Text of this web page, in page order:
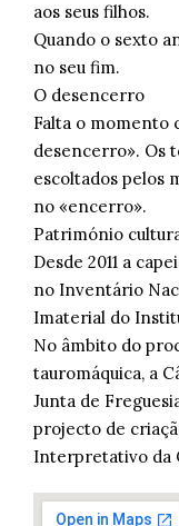
aos seus filhos.
Quando o sexto
no seu fim.
O desencerro
Falta o momento
desencerro». Os
escoltados pelos
no «encerro».
Património
Desde 2011 a
no Inventário
Imaterial do
No âmbito do
tauromáquica, a
Junta de
projecto de
Interpretativo da